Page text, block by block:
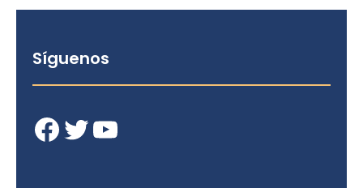
Síguenos
Facebook Twitter YouTube